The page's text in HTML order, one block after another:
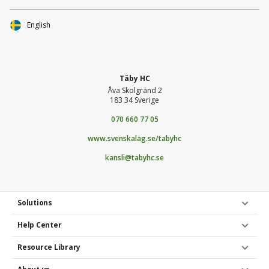
logi eller annat som hjälper oss att möjliggöra denna
satsning.Alla som deltar i vår insamling är med på utlottning
Täby HC
Åva Skolgränd 2
183 34 Sverige
070 660 77 05
www.svenskalag.se/tabyhc
kansli@tabyhc.se
Solutions
Help Center
Resource Library
English